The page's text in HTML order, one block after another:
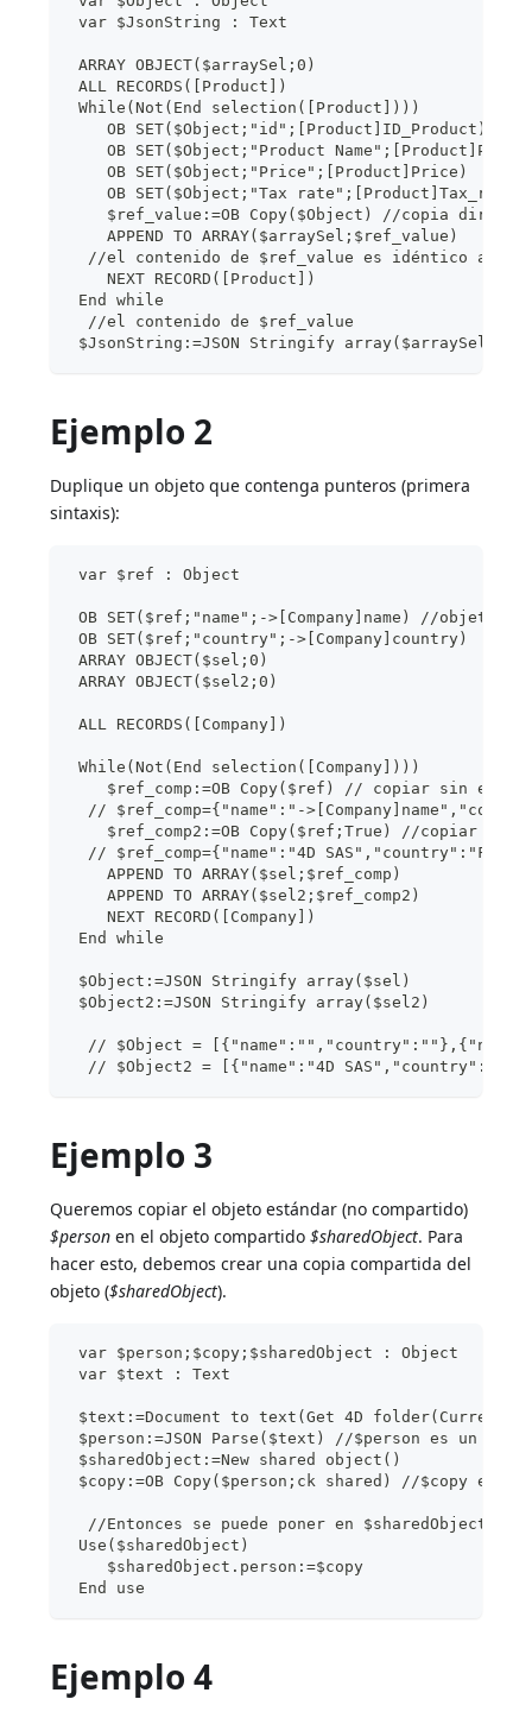
var $JsonString : Text
ARRAY OBJECT($arraySel;0)
ALL RECORDS([Product])
While(Not(End selection([Product])))
OB SET($Object;"id";[Product]ID_Product)
OB SET($Object;"Product
OB SET($Object;"Price";[Product]Price)
OB SET($Object;"Tax rate";[Product]Tax_rate)
$ref_value:=OB Copy($Object) //copia directa
APPEND TO ARRAY($arraySel;$ref_value)
//el contenido de $ref_value es idéntico al de
NEXT RECORD([Product])
End while
//el contenido de $ref_value
$JsonString:=JSON Stringify array($arraySel)
Ejemplo 2
Duplique un objeto que contenga punteros (primera
sintaxis):
var $ref : Object
OB SET($ref;"name";->[Company]name) //objeto
OB SET($ref;"country";->[Company]country)
ARRAY OBJECT($sel;0)
ARRAY OBJECT($sel2;0)
ALL RECORDS([Company])
While(Not(End selection([Company])))
$ref_comp:=OB Copy($ref) // copiar sin
// $ref_comp={"name":"-
$ref_comp2:=OB Copy($ref;True) //copiar con
// $ref_comp={"name":"4D
APPEND TO ARRAY($sel;$ref_comp)
APPEND TO ARRAY($sel2;$ref_comp2)
NEXT RECORD([Company])
End while
$Object:=JSON Stringify array($sel)
$Object2:=JSON Stringify array($sel2)
// $Object =
// $Object2 = [{"name":"4D
Ejemplo 3
Queremos copiar el objeto estándar (no compartido)
$person en el objeto compartido$sharedObject. Para
hacer esto, debemos crear una copia compartida del
objeto ($sharedObject).
var $person;$copy;$sharedObject : Object
var $text : Text
$text:=Document to text(Get 4D folder(Current
$person:=JSON Parse($text) //$person es un
$sharedObject:=New shared object()
$copy:=OB Copy($person;ck shared) //$copy es
//Entonces se puede poner en $sharedObject
Use($sharedObject)
$sharedObject.person:=$copy
End use
Ejemplo 4